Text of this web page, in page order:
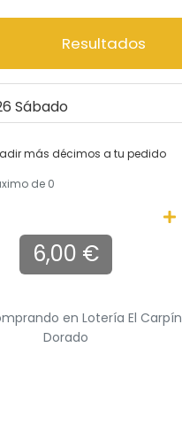
Resultados
Sábado
más décimos a tu pedido
de 0
6,00 €
en Lotería El Carpín
Dorado